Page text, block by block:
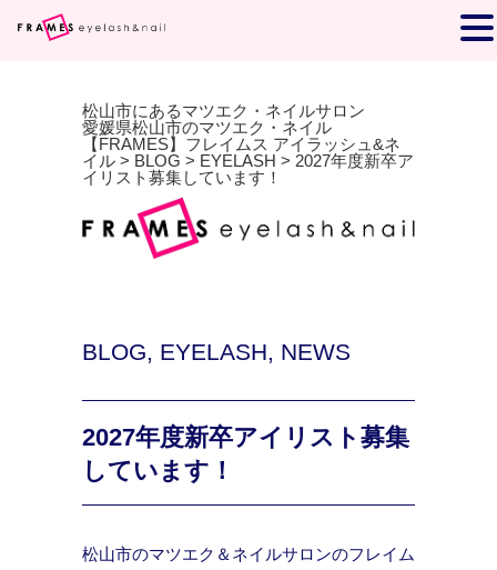
松山市にあるマツエク・ネイルサロン
愛媛県松山市のマツエク・ネイル
【FRAMES】フレイムス アイラッシュ&ネ
イル > BLOG > EYELASH > 2027年度新卒ア
イリスト募集しています！
BLOG, EYELASH, NEWS
2027年度新卒アイリスト募集
しています！
松山市のマツエク＆ネイルサロンのフレイム